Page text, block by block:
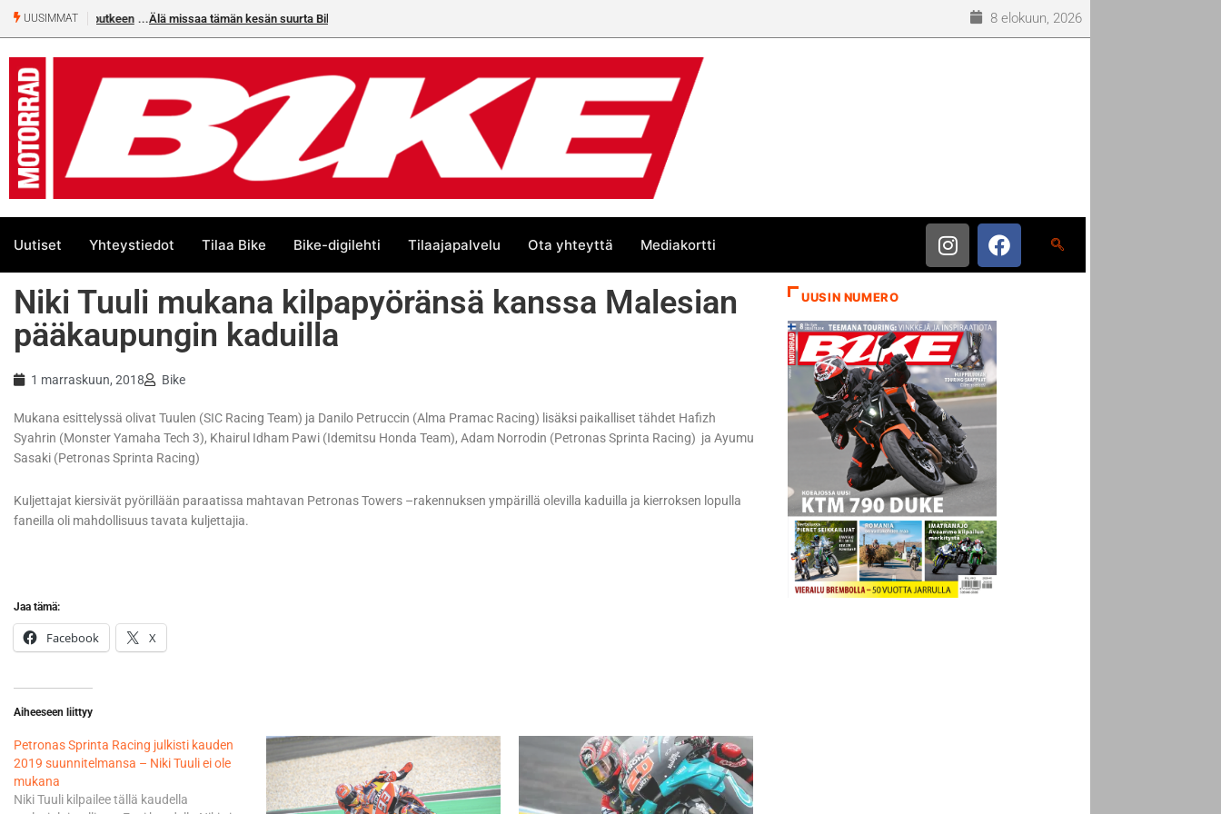
UUSIMMAT Älä missaa tämän kesän suurta Bike-numeroa! 8 elokuun, 2026
Uutiset Yhteystiedot Tilaa Bike Bike-digilehti Tilaajapalvelu Ota yhteyttä Mediakortti
Niki Tuuli mukana kilpapyöränsä kanssa Malesian
pääkaupungin kaduilla
1 marraskuun, 2018 Bike
Mukana esittelyssä olivat Tuulen (SIC Racing Team) ja Danilo Petruccin (Alma Pramac Racing) lisäksi paikalliset tähdet Hafizh
Syahrin (Monster Yamaha Tech 3), Khairul Idham Pawi (Idemitsu Honda Team), Adam Norrodin (Petronas Sprinta Racing) ja Ayumu
Sasaki (Petronas Sprinta Racing)
Kuljettajat kiersivät pyörillään paraatissa mahtavan Petronas Towers –rakennuksen ympärillä olevilla kaduilla ja kierroksen lopulla
faneilla oli mahdollisuus tavata kuljettajia.
Jaa tämä:
Facebook X
Aiheeseen liittyy
Petronas Sprinta Racing julkisti kauden
2019 suunnitelmansa – Niki Tuuli ei ole
mukana
Niki Tuuli kilpailee tällä kaudella
UUSIN NUMERO